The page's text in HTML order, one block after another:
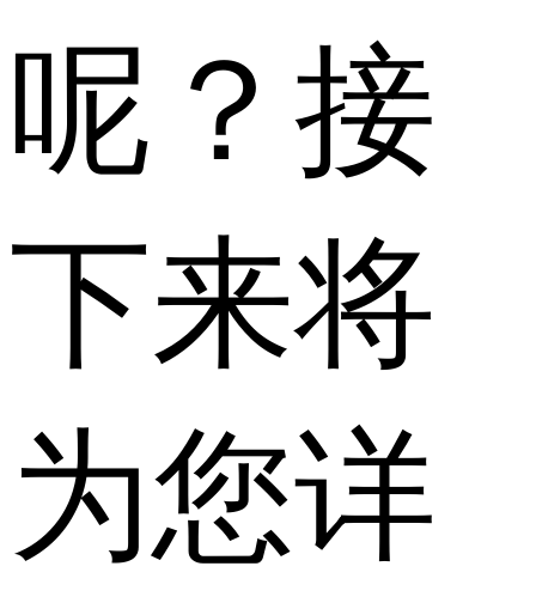
呢？接
下来将
为您详